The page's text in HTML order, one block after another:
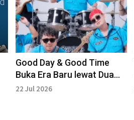
Good Day & Good Time
Buka Era Baru lewat Dua
Single
22 Jul 2026